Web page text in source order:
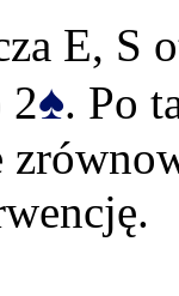
E, S
2♠. Po